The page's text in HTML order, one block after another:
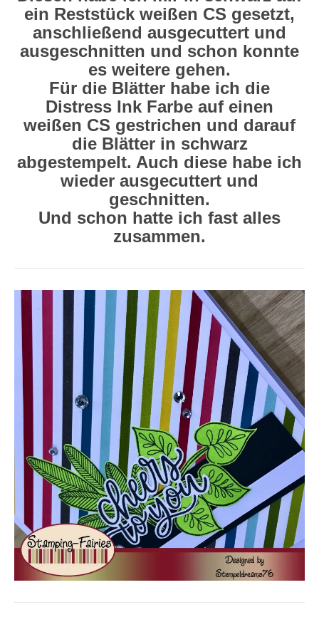
ein Reststück weißen CS gesetzt,
anschließend ausgecuttert und
ausgeschnitten und schon konnte
es weitere gehen.
Für die Blätter habe ich die
Distress Ink Farbe auf einen
weißen CS gestrichen und darauf
die Blätter in schwarz
abgestempelt. Auch diese habe ich
wieder ausgecuttert und
geschnitten.
Und schon hatte ich fast alles
zusammen.